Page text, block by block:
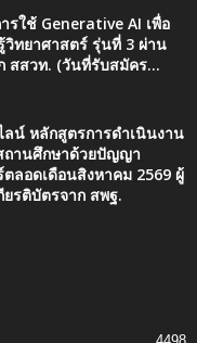
ใช้ Generative AI เพื่อ
วิทยาศาสตร์ รุ่นที่ 3 ผ่าน
สสวท. (วันที่รับสมัคร...
น์ หลักสูตรการดำเนินงาน
านศึกษาด้วยปัญญา
ลอดเดือนสิงหาคม 2569 ผู้
ยรติบัตรจาก สพฐ.